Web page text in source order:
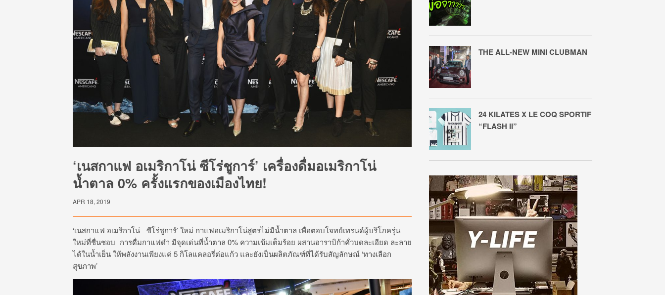
‘เนสกาแฟ อเมริกาโน่ ซีโร่ชูการ์’ เครื่องดื่มอเมริกาโน่
น้ำตาล 0% ครั้งแรกของเมืองไทย!
APR 18, 2019
‘เนสกาแฟ อเมริกาโน่ ซีโร่ชูการ์’ ใหม่ กาแฟอเมริกาโน่สูตรไม่มีน้ำตาล เพื่อตอบโจทย์เทรนด์ผู้บริโภครุ่น
ใหม่ที่ชื่นชอบ การดื่มกาแฟดำ มีจุดเด่นที่น้ำตาล 0% ความเข้มเต็มร้อย ผสานอาราบิก้าคั่วบดละเอียด ละลาย
ได้ในน้ำเย็น ให้พลังงานเพียงแค่ 5 กิโลแคลอรี่ต่อแก้ว และยังเป็นผลิตภัณฑ์ที่ได้รับสัญลักษณ์ ‘ทางเลือก
สุขภาพ’
THE ALL-NEW MINI CLUBMAN
24 KILATES X LE COQ SPORTIF
“FLASH II”